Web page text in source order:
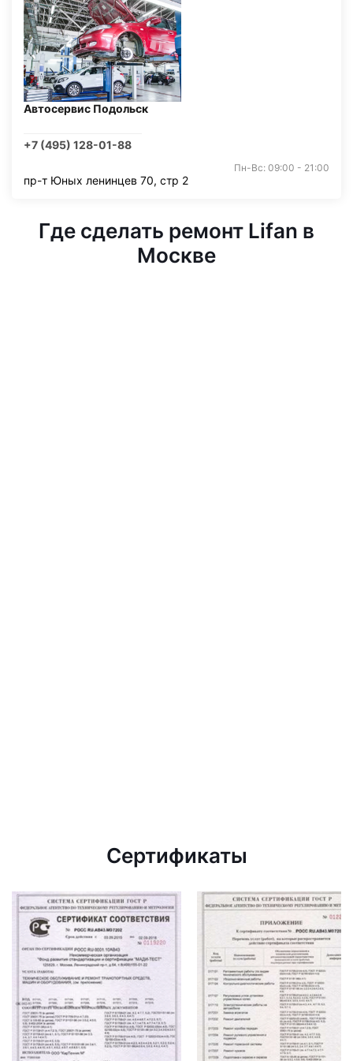
Автосервис Подольск
+7 (495) 128-01-88
Пн-Вс: 09:00 - 21:00
пр-т Юных ленинцев 70, стр 2
Где сделать ремонт Lifan в
Москве
Сертификаты